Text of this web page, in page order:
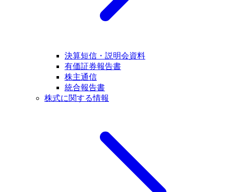
決算短信・説明会資料
有価証券報告書
株主通信
統合報告書
株式に関する情報